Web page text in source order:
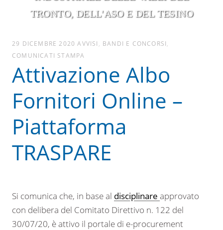
TRONTO, DELL'ASO E DEL TESINO
29 DICEMBRE 2020 AVVISI , BANDI E CONCORSI,
COMUNICATI STAMPA
Attivazione Albo
Fornitori Online –
Piattaforma
TRASPARE
Si comunica che, in base al disciplinare approvato
con delibera del Comitato Direttivo n. 122 del
30/07/20, è attivo il portale di e-procurement